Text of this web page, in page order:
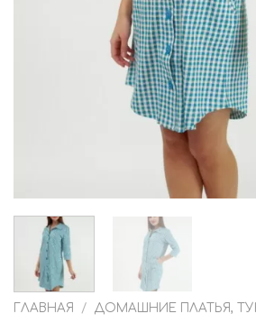
ГЛАВНАЯ / ДОМАШНИЕ ПЛАТЬЯ,